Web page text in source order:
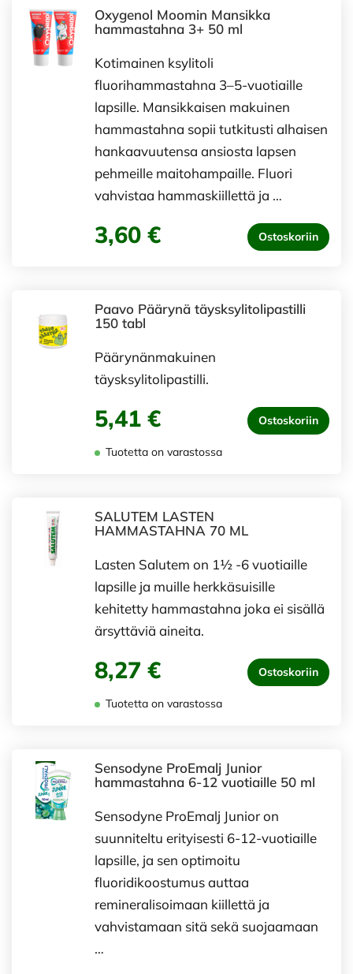
Oxygenol Moomin Mansikka
hammastahna 3+ 50 ml
Kotimainen ksylitoli
fluorihammastahna 3–5-vuotiaille
lapsille. Mansikkaisen makuinen
hammastahna sopii tutkitusti alhaisen
hankaavuutensa ansiosta lapsen
pehmeille maitohampaille. Fluori
vahvistaa hammaskiillettä ja …
3,60 € Ostoskoriin
Paavo Päärynä täysksylitolipastilli
150 tabl
Päärynänmakuinen
täysksylitolipastilli.
5,41 € Ostoskoriin
Tuotetta on varastossa
SALUTEM LASTEN
HAMMASTAHNA 70 ML
Lasten Salutem on 1½ -6 vuotiaille
lapsille ja muille herkkäsuisille
kehitetty hammastahna joka ei sisällä
ärsyttäviä aineita.
8,27 € Ostoskoriin
Tuotetta on varastossa
Sensodyne ProEmalj Junior
hammastahna 6-12 vuotiaille 50 ml
Sensodyne ProEmalj Junior on
suunniteltu erityisesti 6-12-vuotiaille
lapsille, ja sen optimoitu
fluoridikoostumus auttaa
remineralisoimaan kiillettä ja
vahvistamaan sitä sekä suojaamaan
…